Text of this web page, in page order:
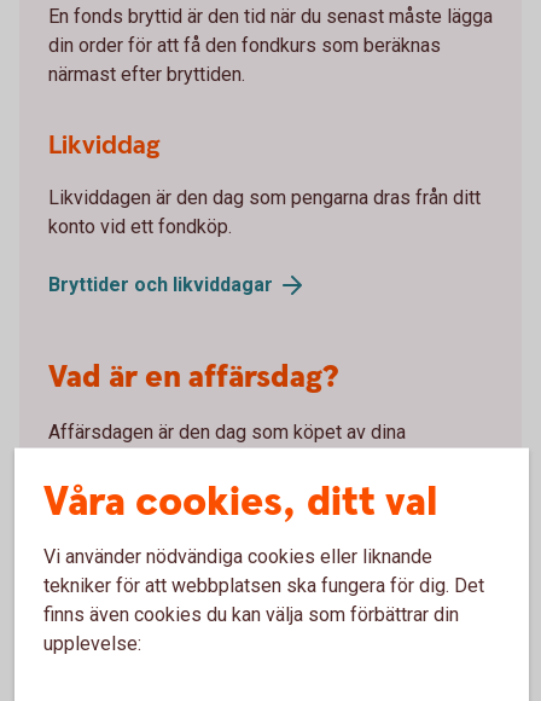
En fonds bryttid är den tid när du senast måste lägga
din order för att få den fondkurs som beräknas
närmast efter bryttiden.
Likviddag
Likviddagen är den dag som pengarna dras från ditt
konto vid ett fondköp.
Bryttider och likviddagar
Vad är en affärsdag?
Affärsdagen är den dag som köpet av dina
fondkurs som blir din köpkurs.
Så sätts kursen på fonder
Fondkursen sätts en gång per dag. Den påverkas av
kursen på de värdepapper fonden innehåller,
Våra cookies, ditt val
Vi använder nödvändiga cookies eller liknande
tekniker för att webbplatsen ska fungera för dig. Det
finns även cookies du kan välja som förbättrar din
upplevelse: